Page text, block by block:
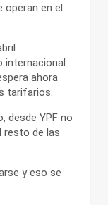
operan en el
internacional
ahora
tarifarios.
desde YPF no
resto de las
y eso se